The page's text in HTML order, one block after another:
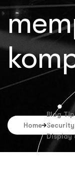
Home
Blog
Security
Display